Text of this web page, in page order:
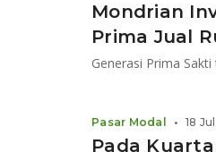
Mondrian
Prima Jual
Pada
Pasar Modal • 18